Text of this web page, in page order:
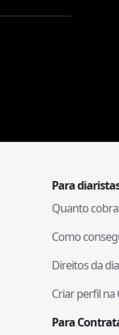
Para
Quanto
Como
Direitos da
Criar perfil na
Para